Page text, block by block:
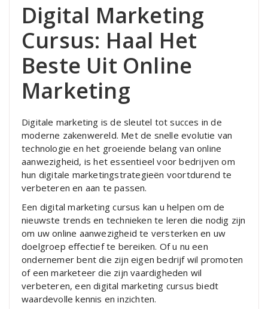
Digital Marketing
Cursus: Haal Het
Beste Uit Online
Marketing
Digitale marketing is de sleutel tot succes in de
moderne zakenwereld. Met de snelle evolutie van
technologie en het groeiende belang van online
aanwezigheid, is het essentieel voor bedrijven om
hun digitale marketingstrategieën voortdurend te
verbeteren en aan te passen.
Een digital marketing cursus kan u helpen om de
nieuwste trends en technieken te leren die nodig zijn
om uw online aanwezigheid te versterken en uw
doelgroep effectief te bereiken. Of u nu een
ondernemer bent die zijn eigen bedrijf wil promoten
of een marketeer die zijn vaardigheden wil
verbeteren, een digital marketing cursus biedt
waardevolle kennis en inzichten.